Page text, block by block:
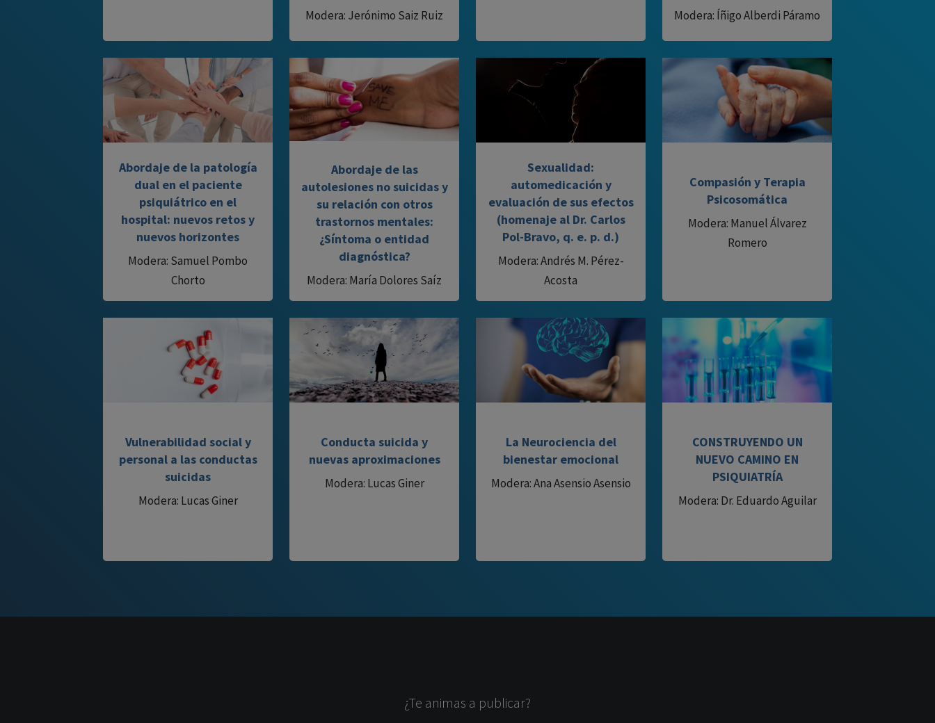
Modera: Jerónimo Saiz Ruiz Modera: Íñigo Alberdi Páramo
Abordaje de la patología
dual en el paciente
psiquiátrico en el
hospital: nuevos retos y
nuevos horizontes
Modera: Samuel Pombo
Chorto
Abordaje de las
autolesiones no suicidas y
su relación con otros
trastornos mentales:
¿Síntoma o entidad
diagnóstica?
Modera: María Dolores Saíz
Sexualidad:
automedicación y
evaluación de sus efectos
(homenaje al Dr. Carlos
Pol-Bravo, q. e. p. d.)
Modera: Andrés M. Pérez-
Acosta
Compasión y Terapia
Psicosomática
Modera: Manuel Álvarez
Romero
Vulnerabilidad social y
personal a las conductas
suicidas
Modera: Lucas Giner
Conducta suicida y
nuevas aproximaciones
Modera: Lucas Giner
La Neurociencia del
bienestar emocional
Modera: Ana Asensio Asensio
CONSTRUYENDO UN
NUEVO CAMINO EN
PSIQUIATRÍA
Modera: Dr. Eduardo Aguilar
¿Te animas a publicar?